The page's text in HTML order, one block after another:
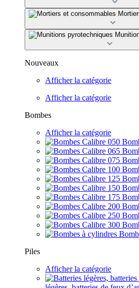
Nouveaux
Afficher la catégorie
Afficher la catégorie
Bombes
Afficher la catégorie
Piles
Afficher la catégorie